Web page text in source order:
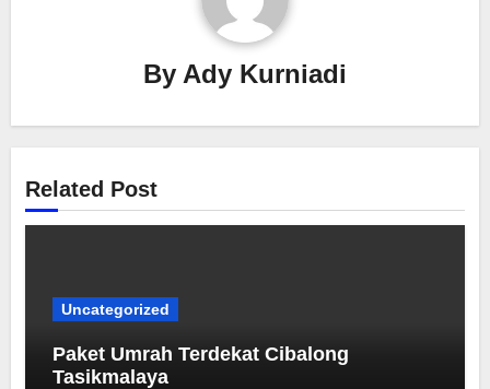
By Ady Kurniadi
Related Post
Uncategorized
Paket Umrah Terdekat ‎Cibalong
Tasikmalaya